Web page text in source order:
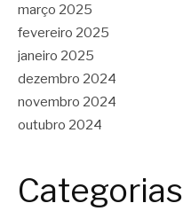
março 2025
fevereiro 2025
janeiro 2025
dezembro 2024
novembro 2024
outubro 2024
Categorias